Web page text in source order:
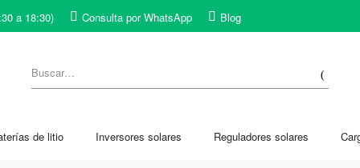
a 18:30) Consulta por WhatsApp Blog
de litio Inversores solares Reguladores solares